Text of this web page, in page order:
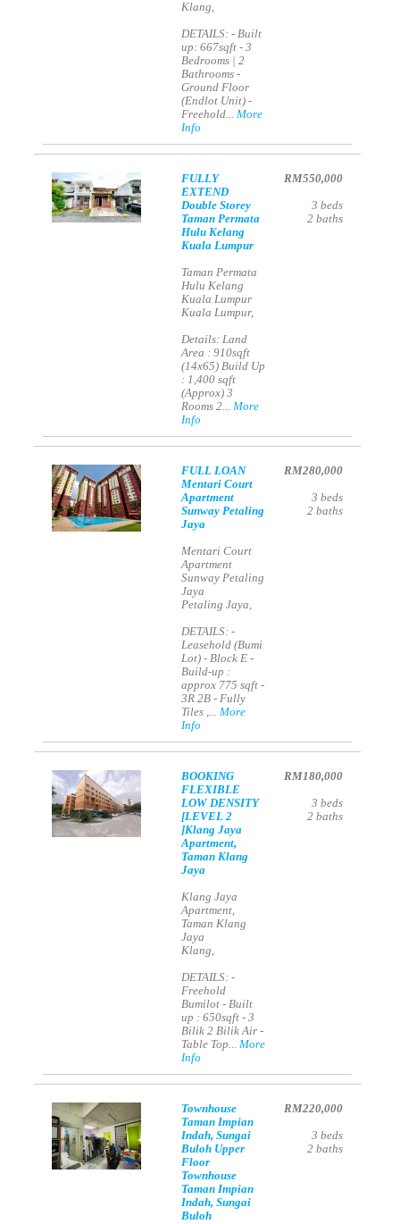
Klang,
DETAILS: - Built
up: 667sqft - 3
Bedrooms | 2
Bathrooms -
Ground Floor
(Endlot Unit) -
Freehold...More
Info
FULLY
EXTEND
Double Storey
Taman Permata
Hulu Kelang
Kuala Lumpur
Taman Permata
Hulu Kelang
Kuala Lumpur
Kuala Lumpur,
Details: Land
Area : 910sqft
(14x65) Build Up
: 1,400 sqft
(Approx) 3
Rooms 2...More
Info
RM550,000
3 beds
2 baths
FULL LOAN
Mentari Court
Apartment
Sunway Petaling
Jaya
Mentari Court
Apartment
Sunway Petaling
Jaya
Petaling Jaya,
DETAILS: -
Leasehold (Bumi
Lot) - Block E -
Build-up :
approx 775 sqft -
3R 2B - Fully
Tiles ,...More
Info
RM280,000
3 beds
2 baths
BOOKING
FLEXIBLE
LOW DENSITY
[LEVEL 2
]Klang Jaya
Apartment,
Taman Klang
Jaya
Klang Jaya
Apartment,
Taman Klang
Jaya
Klang,
DETAILS: -
Freehold
Bumilot - Built
up : 650sqft - 3
Bilik 2 Bilik Air -
Table Top...More
Info
RM180,000
3 beds
2 baths
Townhouse
Taman Impian
Indah, Sungai
Buloh Upper
Floor
Townhouse
Taman Impian
Indah, Sungai
Buloh
RM220,000
3 beds
2 baths